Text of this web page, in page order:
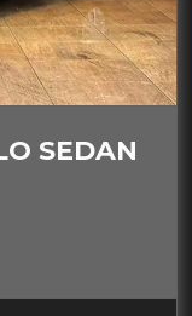
SEDAN